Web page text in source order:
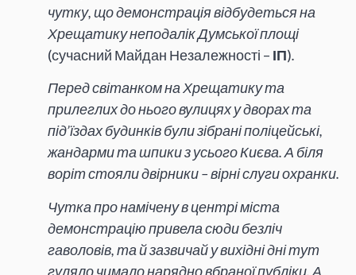
чутку, що демонстрація відбудеться на
Хрещатику неподалік Думської площі
(сучасний Майдан Незалежності – ІП).
Перед світанком на Хрещатику та
прилеглих до нього вулицях у дворах та
під’їздах будинків були зібрані поліцейські,
жандарми та шпики з усього Києва. А біля
воріт стояли двірники – вірні слуги охранки.
Чутка про намічену в центрі міста
демонстрацію привела сюди безліч
гаволовів, та й зазвичай у вихідні дні тут
гуляло чимало нарядно вбраної публіки. А